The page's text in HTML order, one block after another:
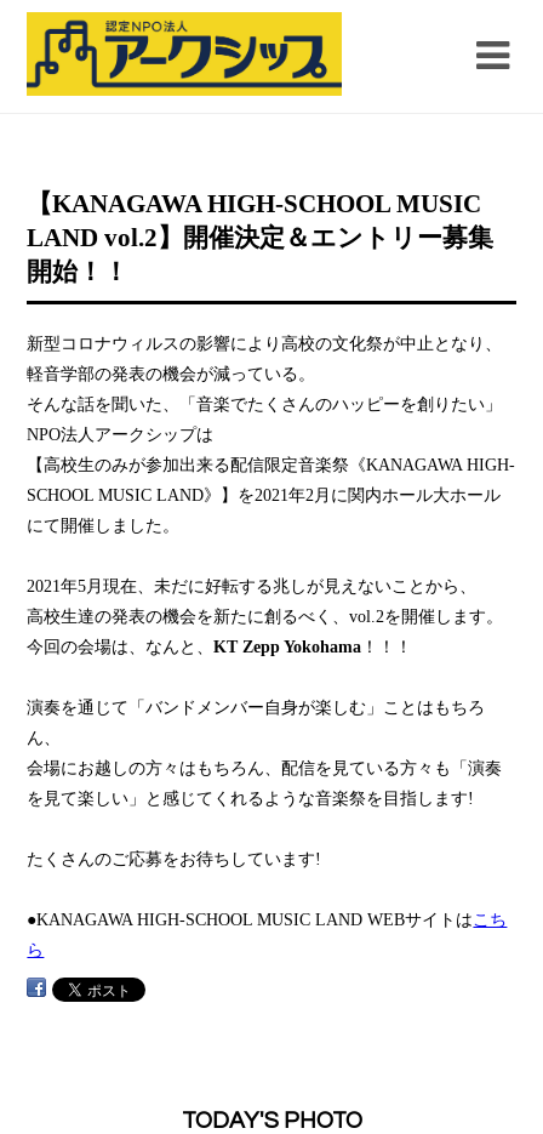
【KANAGAWA HIGH-SCHOOL MUSIC
LAND vol.2】開催決定＆エントリー募集
開始！！
新型コロナウィルスの影響により高校の文化祭が中止となり、
軽音学部の発表の機会が減っている。
そんな話を聞いた、「音楽でたくさんのハッピーを創りたい」
NPO法人アークシップは
【高校生のみが参加出来る配信限定音楽祭《KANAGAWA HIGH-
SCHOOL MUSIC LAND》】を2021年2月に関内ホール大ホール
にて開催しました。
2021年5月現在、未だに好転する兆しが見えないことから、
高校生達の発表の機会を新たに創るべく、vol.2を開催します。
今回の会場は、なんと、KT Zepp Yokohama ！！！
演奏を通じて「バンドメンバー自身が楽しむ」ことはもちろ
ん、
会場にお越しの方々はもちろん、配信を見ている方々も「演奏
を見て楽しい」と感じてくれるような音楽祭を目指します!
たくさんのご応募をお待ちしています!
●KANAGAWA HIGH-SCHOOL MUSIC LAND WEBサイトはこち
ら
TODAY'S PHOTO